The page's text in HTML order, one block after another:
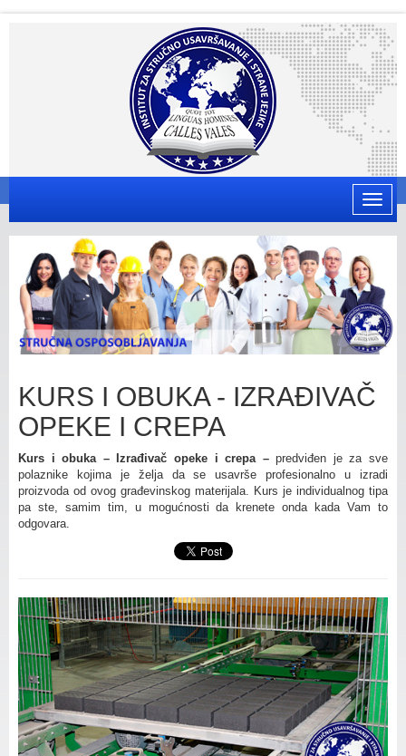
Toggle
KURS I OBUKA - IZRAĐIVAČ
OPEKE I CREPA
Kurs i obuka – Izrađivač opeke i crepa –predviđen je za sve
polaznike kojima je želja da se usavrše profesionalno u izradi
proizvoda od ovog građevinskog materijala. Kurs je individualnog tipa
pa ste, samim tim, u mogućnosti da krenete onda kada Vam to
odgovara.